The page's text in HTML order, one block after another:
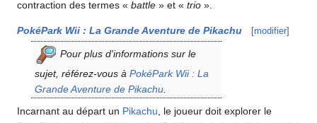
contraction des termes « battle » et « trio ».
PokéPark Wii : La Grande Aventure de Pikachu [modifier]
Pour plus d'informations sur le
sujet, référez-vous à PokéPark Wii : La
Grande Aventure de Pikachu
Incarnant au départ un Pikachu , le joueur doit explorer le